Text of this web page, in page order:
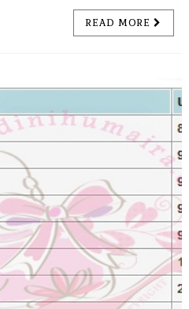
READ MORE